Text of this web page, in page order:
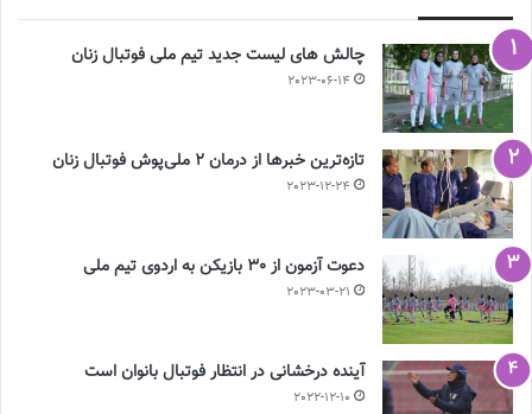
چالش هاى ليست جدید تيم ملى فوتبال زنان
2023-06-14
تازه‌ترین خبرها از درمان ۲ ملی‌پوش فوتبال زنان
2023-12-24
دعوت آزمون از 30 بازیکن به اردوی تیم ملی
2023-03-21
آینده درخشانی در انتظار فوتبال بانوان است
2022-12-10